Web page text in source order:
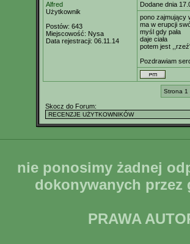
Alfred
Użytkownik
Postów: 643
Miejscowość: Nysa
Data rejestracji: 06.11.14
Dodane dnia
pono zajmujący
ma w erupcji
myśl gdy pała
daje ciała
potem jest
Pozdrawiam
Strona 1
Skocz do Forum:
nie ponosimy żadnej
dokonywanych
PRAWA